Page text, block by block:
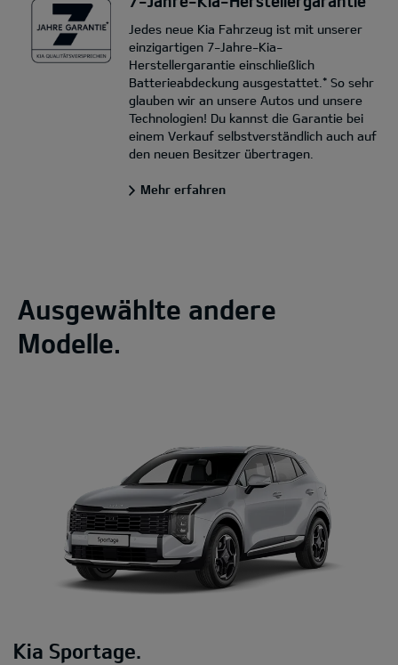
Jedes neue Kia Fahrzeug ist mit unserer
einzigartigen 7-Jahre-Kia-
Herstellergarantie einschließlich
Batterieabdeckung ausgestattet.* So sehr
glauben wir an unsere Autos und unsere
Technologien! Du kannst die Garantie bei
einem Verkauf selbstverständlich auch auf
den neuen Besitzer übertragen.
Mehr erfahren
Ausgewählte andere
Modelle.
Kia Sportage.